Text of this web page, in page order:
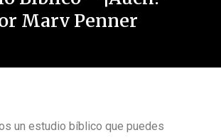
Marv Penner
un estudio bíblico que puedes